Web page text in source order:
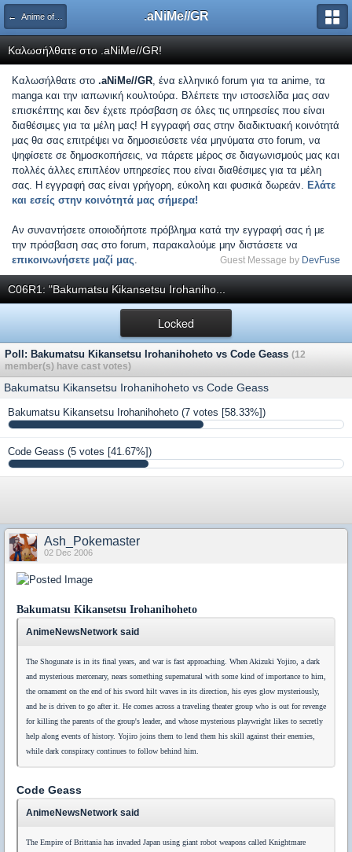
← Anime of the Year 2006 .aNiMe//GR
Καλωσήλθατε στο .aNiMe//GR!
Καλωσήλθατε στο .aNiMe//GR, ένα ελληνικό forum για τα anime, τα
manga και την ιαπωνική κουλτούρα. Βλέπετε την ιστοσελίδα μας σαν
επισκέπτης και δεν έχετε πρόσβαση σε όλες τις υπηρεσίες που είναι
διαθέσιμες για τα μέλη μας! Η εγγραφή σας στην διαδικτυακή κοινότητά
μας θα σας επιτρέψει να δημοσιεύσετε νέα μηνύματα στο forum, να
ψηφίσετε σε δημοσκοπήσεις, να πάρετε μέρος σε διαγωνισμούς μας και
πολλές άλλες επιπλέον υπηρεσίες που είναι διαθέσιμες για τα μέλη
σας. Η εγγραφή σας είναι γρήγορη, εύκολη και φυσικά δωρεάν. Ελάτε
και εσείς στην κοινότητά μας σήμερα!
Αν συναντήσετε οποιοδήποτε πρόβλημα κατά την εγγραφή σας ή με
την πρόσβαση σας στο forum, παρακαλούμε μην διστάσετε να
επικοινωνήσετε μαζί μας. Guest Message by DevFuse
C06R1: "Bakumatsu Kikansetsu Irohaniho...
Locked
Poll: Bakumatsu Kikansetsu Irohanihoheto vs Code Geass (12
member(s) have cast votes)
Bakumatsu Kikansetsu Irohanihoheto vs Code Geass
Bakumatsu Kikansetsu Irohanihoheto (7 votes [58.33%])
Code Geass (5 votes [41.67%])
Ash_Pokemaster
02 Dec 2006
Bakumatsu Kikansetsu Irohanihoheto
AnimeNewsNetwork said
The Shogunate is in its final years, and war is fast approaching. When Akizuki Yojiro, a dark
and mysterious mercenary, nears something supernatural with some kind of importance to him,
the ornament on the end of his sword hilt waves in its direction, his eyes glow mysteriously,
and he is driven to go after it. He comes across a traveling theater group who is out for revenge
for killing the parents of the group's leader, and whose mysterious playwright likes to secretly
help along events of history. Yojiro joins them to lend them his skill against their enemies,
while dark conspiracy continues to follow behind him.
Code Geass
AnimeNewsNetwork said
The Empire of Brittania has invaded Japan using giant robot weapons called Knightmare